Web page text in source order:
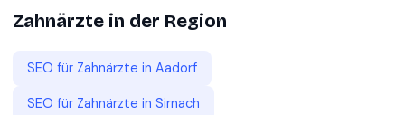
Zahnärzte in der Region
SEO für Zahnärzte in Aadorf
SEO für Zahnärzte in Sirnach